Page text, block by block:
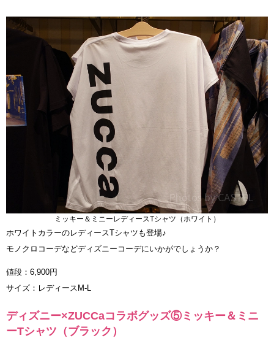
ミッキー＆ミニーレディースTシャツ（ホワイト）
ホワイトカラーのレディースTシャツも登場♪
モノクロコーデなどディズニーコーデにいかがでしょうか？
値段：6,900円
サイズ：レディースM-L
ディズニー×ZUCCaコラボグッズ⑤ミッキー＆ミニ
ーTシャツ（ブラック）